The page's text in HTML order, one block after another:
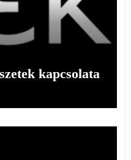
kapcsolata